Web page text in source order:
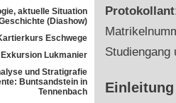
aktuelle Situation
(Diashow)
Eschwege
Exkursion Lukmanier
und Stratigrafie
Buntsandstein in
Tennenbach
Einleitung